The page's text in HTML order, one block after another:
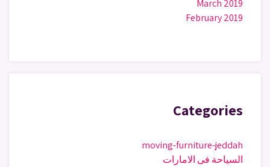
March 2019
February 2019
Categories
moving-furniture-jeddah
السياحة فى الامارات